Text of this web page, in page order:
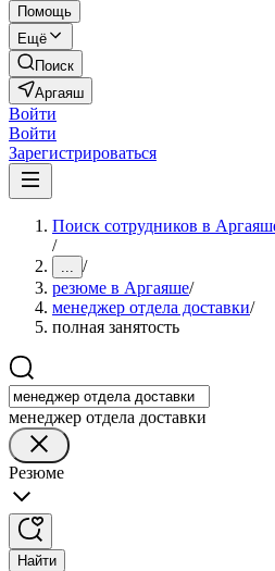
Помощь
Ещё
Поиск
Аргаяш
Войти
Войти
Зарегистрироваться
Поиск сотрудников в
/
... /
резюме в Аргаяше/
менеджер отдела доставки/
полная занятость
менеджер отдела доставки
Резюме
Найти